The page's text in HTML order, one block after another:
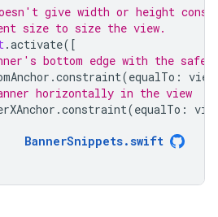
give width or height
size to size the view.
.activate([
bottom edge with the safe
.constraint(equalTo : view
horizontally in the view
.constraint(equalTo :
BannerSnippets.swift